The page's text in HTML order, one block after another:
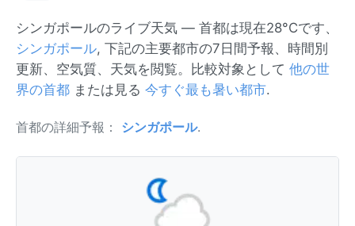
シンガポールのライブ天気 — 首都は現在28°Cです、
シンガポール, 下記の主要都市の7日間予報、時間別
更新、空気質、天気を閲覧。比較対象として 他の世
界の首都 または見る 今すぐ最も暑い都市.
首都の詳細予報： シンガポール.